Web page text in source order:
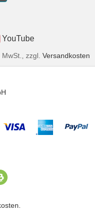
YouTube
MwSt., zzgl. Versandkosten